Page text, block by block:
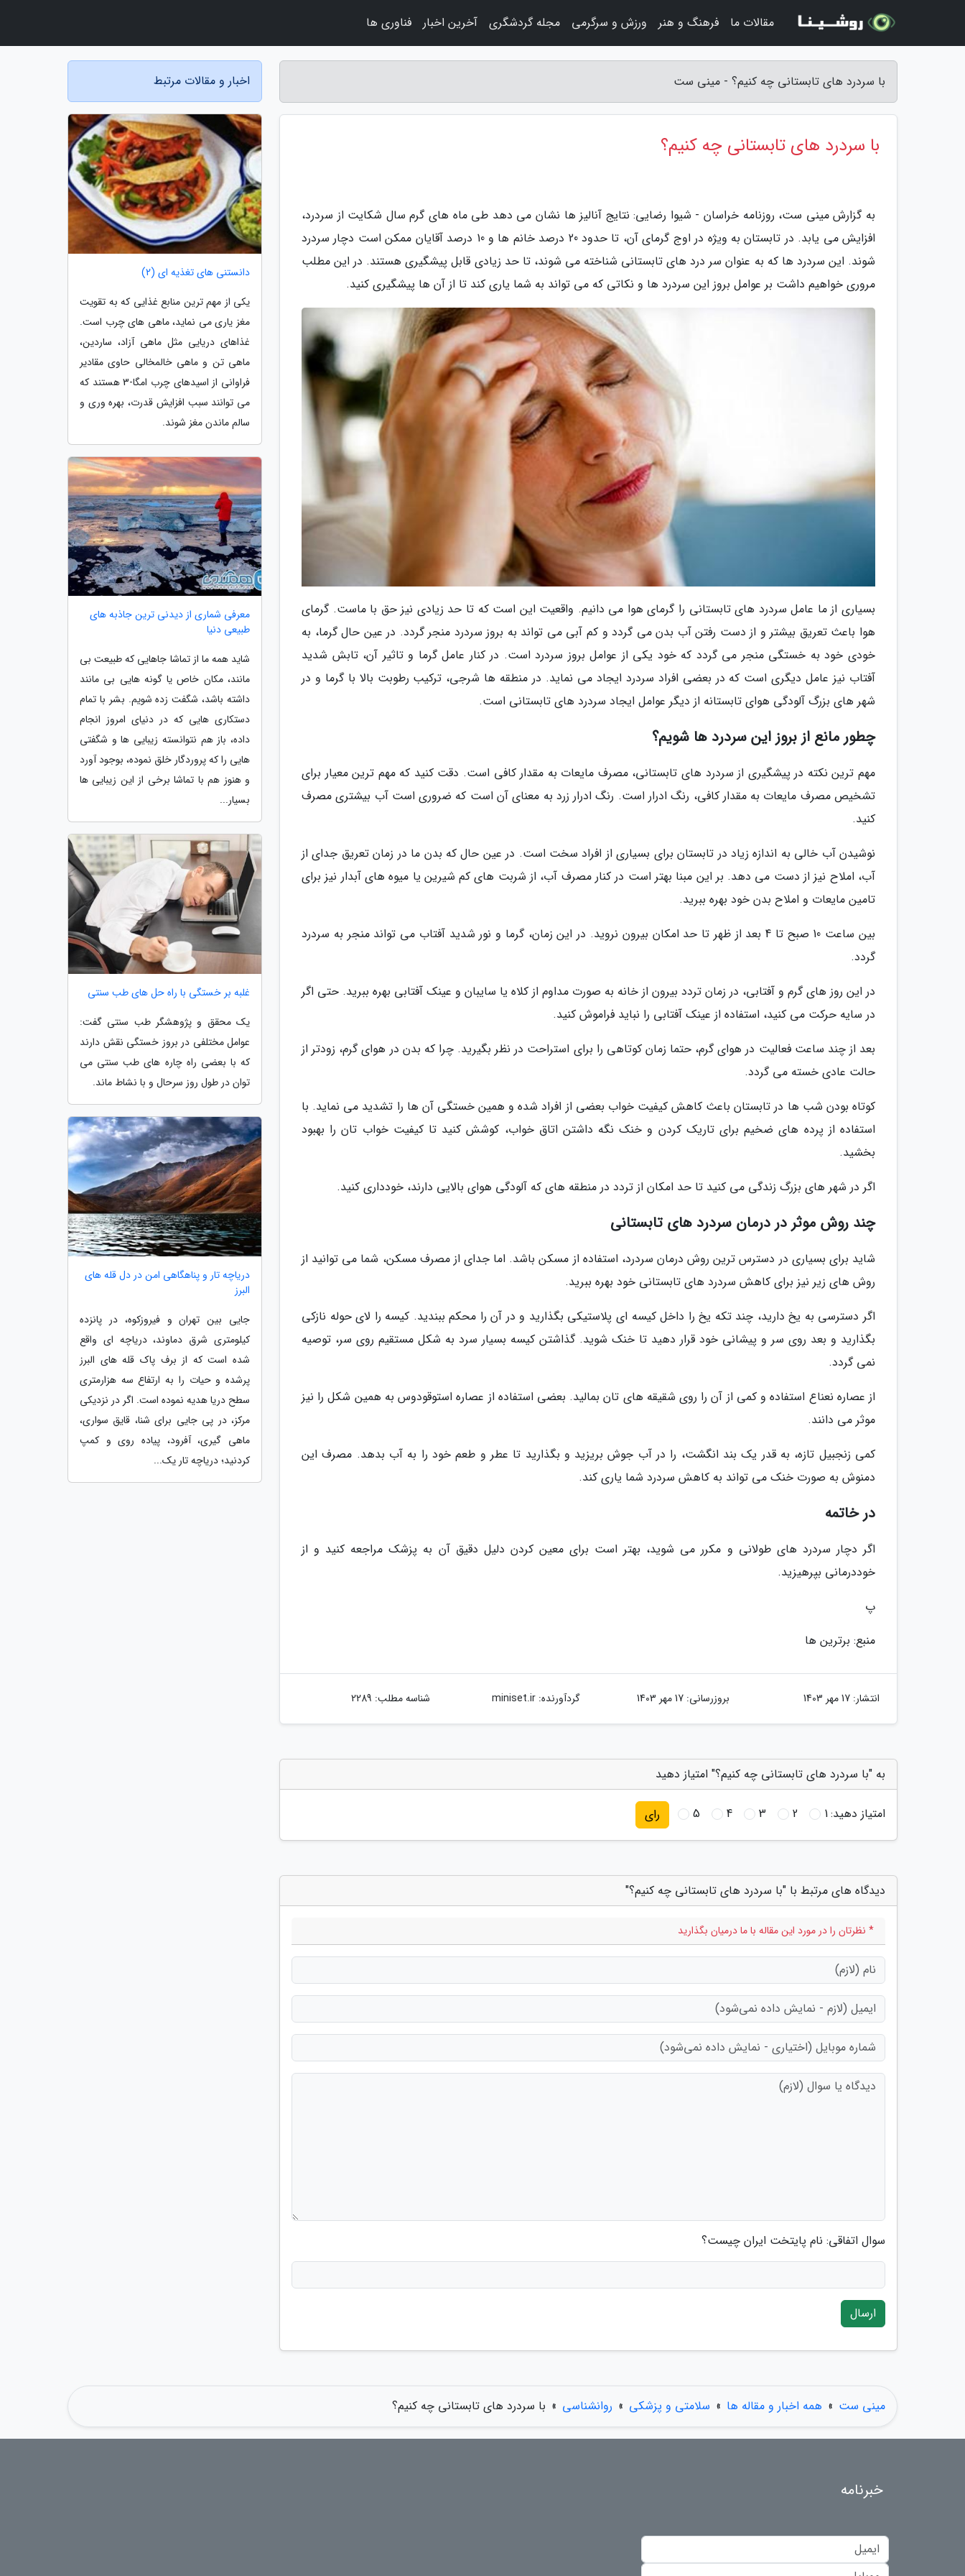
با سردرد های تابستانی چه کنیم؟ - مینی ست
با سردرد های تابستانی چه کنیم؟
به گزارش مینی ست، روزنامه خراسان - شیوا رضایی: نتایج آنالیز ها نشان می دهد طی ماه های گرم سال شکایت از سردرد،
افزایش می یابد. در تابستان به ویژه در اوج گرمای آن، تا حدود 20 درصد خانم ها و 10 درصد آقایان ممکن است دچار سردرد
شوند. این سردرد ها که به عنوان سر درد های تابستانی شناخته می شوند، تا حد زیادی قابل پیشگیری هستند. در این مطلب
مروری خواهیم داشت بر عوامل بروز این سردرد ها و نکاتی که می تواند به شما یاری کند تا از آن ها پیشگیری کنید.
بسیاری از ما عامل سردرد های تابستانی را گرمای هوا می دانیم. واقعیت این است که تا حد زیادی نیز حق با ماست. گرمای
هوا باعث تعریق بیشتر و از دست رفتن آب بدن می گردد و کم آبی می تواند به بروز سردرد منجر گردد. در عین حال گرما، به
خودی خود به خستگی منجر می گردد که خود یکی از عوامل بروز سردرد است. در کنار عامل گرما و تاثیر آن، تابش شدید
آفتاب نیز عامل دیگری است که در بعضی افراد سردرد ایجاد می نماید. در منطقه ها شرجی، ترکیب رطوبت بالا با گرما و در
شهر های بزرگ آلودگی هوای تابستانه از دیگر عوامل ایجاد سردرد های تابستانی است.
چطور مانع از بروز این سردرد ها شویم؟
مهم ترین نکته در پیشگیری از سردرد های تابستانی، مصرف مایعات به مقدار کافی است. دقت کنید که مهم ترین معیار برای
تشخیص مصرف مایعات به مقدار کافی، رنگ ادرار است. رنگ ادرار زرد به معنای آن است که ضروری است آب بیشتری مصرف
کنید.
نوشیدن آب خالی به اندازه زیاد در تابستان برای بسیاری از افراد سخت است. در عین حال که بدن ما در زمان تعریق جدای از
آب، املاح نیز از دست می دهد. بر این مبنا بهتر است در کنار مصرف آب، از شربت های کم شیرین یا میوه های آبدار نیز برای
تامین مایعات و املاح بدن خود بهره ببرید.
بین ساعت 10 صبح تا 4 بعد از ظهر تا حد امکان بیرون نروید. در این زمان، گرما و نور شدید آفتاب می تواند منجر به سردرد
گردد.
در این روز های گرم و آفتابی، در زمان تردد بیرون از خانه به صورت مداوم از کلاه یا سایبان و عینک آفتابی بهره ببرید. حتی اگر
در سایه حرکت می کنید، استفاده از عینک آفتابی را نباید فراموش کنید.
بعد از چند ساعت فعالیت در هوای گرم، حتما زمان کوتاهی را برای استراحت در نظر بگیرید. چرا که بدن در هوای گرم، زودتر از
حالت عادی خسته می گردد.
کوتاه بودن شب ها در تابستان باعث کاهش کیفیت خواب بعضی از افراد شده و همین خستگی آن ها را تشدید می نماید. با
استفاده از پرده های ضخیم برای تاریک کردن و خنک نگه داشتن اتاق خواب، کوشش کنید تا کیفیت خواب تان را بهبود
بخشید.
اگر در شهر های بزرگ زندگی می کنید تا حد امکان از تردد در منطقه های که آلودگی هوای بالایی دارند، خودداری کنید.
چند روش موثر در درمان سردرد های تابستانی
شاید برای بسیاری در دسترس ترین روش درمان سردرد، استفاده از مسکن باشد. اما جدای از مصرف مسکن، شما می توانید از
روش های زیر نیز برای کاهش سردرد های تابستانی خود بهره ببرید.
اگر دسترسی به یخ دارید، چند تکه یخ را داخل کیسه ای پلاستیکی بگذارید و در آن را محکم ببندید. کیسه را لای حوله نازکی
بگذارید و بعد روی سر و پیشانی خود قرار دهید تا خنک شوید. گذاشتن کیسه بسیار سرد به شکل مستقیم روی سر، توصیه
نمی گردد.
از عصاره نعناع استفاده و کمی از آن را روی شقیقه های تان بمالید. بعضی استفاده از عصاره استوقودوس به همین شکل را نیز
موثر می دانند.
کمی زنجبیل تازه، به قدر یک بند انگشت، را در آب جوش بریزید و بگذارید تا عطر و طعم خود را به آب بدهد. مصرف این
دمنوش به صورت خنک می تواند به کاهش سردرد شما یاری کند.
در خاتمه
اگر دچار سردرد های طولانی و مکرر می شوید، بهتر است برای معین کردن دلیل دقیق آن به پزشک مراجعه کنید و از
خوددرمانی بپرهیزید.
پ
منبع: برترین ها
انتشار: 17 مهر 1403 بروزرسانی: 17 مهر 1403 گردآورنده:miniset.ir شناسه مطلب: 2289
به "با سردرد های تابستانی چه کنیم؟" امتیاز دهید
امتیاز دهید:1
2
3
4
5 رای
دیدگاه های مرتبط با "با سردرد های تابستانی چه کنیم؟"
* نظرتان را در مورد این مقاله با ما درمیان بگذارید
سوال اتفاقی: نام پایتخت ایران چیست؟
ارسال
اخبار و مقالات مرتبط
دانستنی های تغذیه ای (2)
یکی از مهم ترین منابع غذایی که به تقویت
مغز یاری می نماید، ماهی های چرب است.
غذاهای دریایی مثل ماهی آزاد، ساردین،
ماهی تن و ماهی خالمخالی حاوی مقادیر
فراوانی از اسیدهای چرب امگا-3 هستند که
می توانند سبب افزایش قدرت، بهره وری و
سالم ماندن مغز شوند.
معرفی شماری از دیدنی ترین جاذبه های
طبیعی دنیا
شاید همه ما از تماشا جاهایی که طبیعت بی
مانند، مکان خاص یا گونه هایی بی مانند
داشته باشد، شگفت زده شویم. بشر با تمام
دستکاری هایی که در دنیای امروز انجام
داده، باز هم نتوانسته زیبایی ها و شگفتی
هایی را که پروردگار خلق نموده، بوجود آورد
و هنوز هم با تماشا برخی از این زیبایی ها
بسیار...
غلبه بر خستگی با راه حل های طب سنتی
یک محقق و پژوهشگر طب سنتی گفت:
عوامل مختلفی در بروز خستگی نقش دارند
که با بعضی راه چاره های طب سنتی می
توان در طول روز سرحال و با نشاط ماند.
دریاچه تار و پناهگاهی امن در دل قله های
البرز
جایی بین تهران و فیروزکوه، در پانزده
کیلومتری شرق دماوند، دریاچه ای واقع
شده است که از برف پاک قله های البرز
پرشده و حیات را به ارتفاع سه هزارمتری
سطح دریا هدیه نموده است. اگر در نزدیکی
مرکز، در پی جایی برای شنا، قایق سواری،
ماهی گیری، آفرود، پیاده روی و کمپ
کردنید؛ دریاچه تار یک...
مینی ست » همه اخبار و مقاله ها » سلامتی و پزشکی » روانشناسی » با سردرد های تابستانی چه کنیم؟
مقالات ما فرهنگ و هنر ورزش و سرگرمی مجله گردشگری آخرین اخبار فناوری ها
خبرنامه